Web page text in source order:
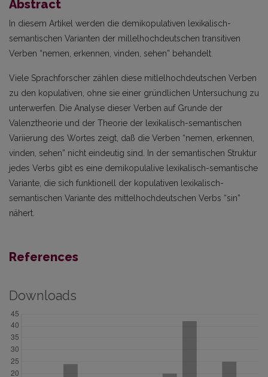
Abstract
In diesem Artikel werden die demikopulativen lexikalisch-
semantischen Varianten der millelhochdeutschen transitiven
Verben “nemen, erkennen, vinden, sehen” behandelt.
Viele Sprachforscher zählen diese mitlelhochdeutschen Verben
zu den kopulativen, ohne sie einer gründlichen Untersuchung zu
unterwerfen. Die Analyse dieser Verben auf Grunde der
Valenztheorie und der Theorie der lexikalisch-semantischen
Variierung des Wortes zeigt, daß die Verben “nemen, erkennen,
vinden, sehen” nicht eindeutig sind. In der semantischen Struktur
jedes Verbs gibt es eine demikopulalive lexikalisch-semantische
Variante, die sich funktionell der kopulativen lexikalisch-
semantischen Variante des mittelhochdeutschen Verbs “sin”
nähert.
References
Downloads